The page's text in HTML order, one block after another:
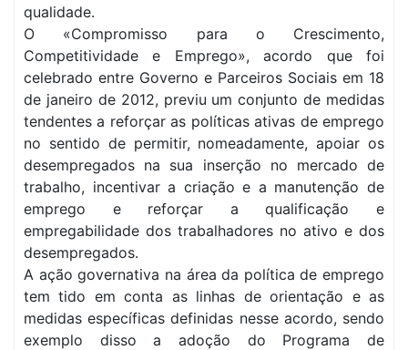
qualidade.
O «Compromisso para o Crescimento,
Competitividade e Emprego», acordo que foi
celebrado entre Governo e Parceiros Sociais em 18
de janeiro de 2012, previu um conjunto de medidas
tendentes a reforçar as políticas ativas de emprego
no sentido de permitir, nomeadamente, apoiar os
desempregados na sua inserção no mercado de
trabalho, incentivar a criação e a manutenção de
emprego e reforçar a qualificação e
empregabilidade dos trabalhadores no ativo e dos
desempregados.
A ação governativa na área da política de emprego
tem tido em conta as linhas de orientação e as
medidas específicas definidas nesse acordo, sendo
exemplo disso a adoção do Programa de